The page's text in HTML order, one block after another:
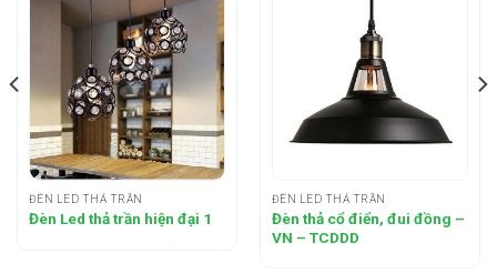
ĐÈN LED THẢ TRẦN
Đèn Led thả trần hiện đại 1
ĐÈN LED THẢ TRẦN
Đèn thả cổ điển, đui đồng –
VN – TCDDD